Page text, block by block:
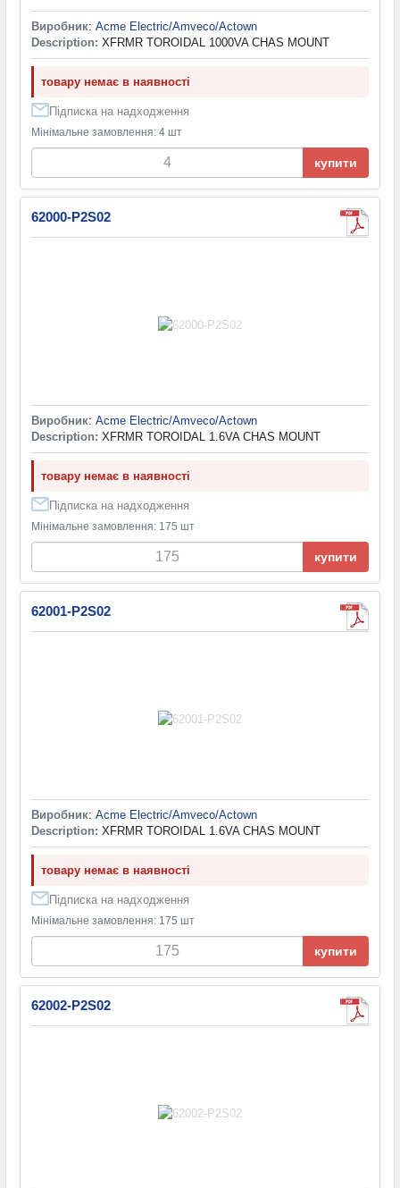
Виробник: Acme Electric/Amveco/Actown
Description: XFRMR TOROIDAL 1000VA CHAS MOUNT
товару немає в наявності
Підписка на надходження
Мінімальне замовлення: 4 шт
купити
62000-P2S02
Виробник: Acme Electric/Amveco/Actown
Description: XFRMR TOROIDAL 1.6VA CHAS MOUNT
товару немає в наявності
Підписка на надходження
Мінімальне замовлення: 175 шт
купити
62001-P2S02
Виробник: Acme Electric/Amveco/Actown
Description: XFRMR TOROIDAL 1.6VA CHAS MOUNT
товару немає в наявності
Підписка на надходження
Мінімальне замовлення: 175 шт
купити
62002-P2S02